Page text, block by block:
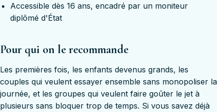
Accessible dès 16 ans, encadré par un moniteur
diplômé d'État
Pour qui on le recommande
Les premières fois, les enfants devenus grands, les
couples qui veulent essayer ensemble sans monopoliser la
journée, et les groupes qui veulent faire goûter le jet à
plusieurs sans bloquer trop de temps. Si vous savez déjà